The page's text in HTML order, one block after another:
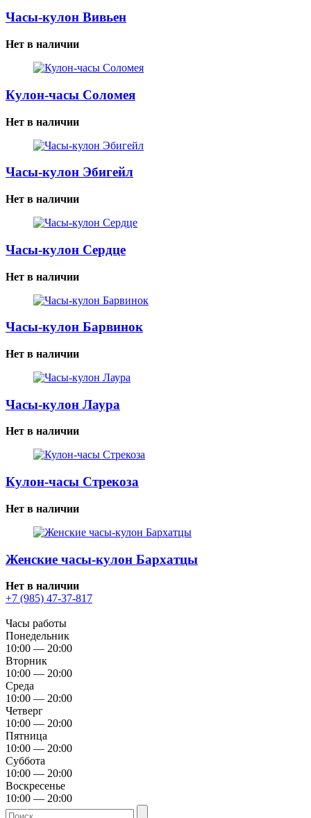
Часы-кулон Вивьен
Нет в наличии
Кулон-часы Соломея
Нет в наличии
Часы-кулон Эбигейл
Нет в наличии
Часы-кулон Сердце
Нет в наличии
Часы-кулон Барвинок
Нет в наличии
Часы-кулон Лаура
Нет в наличии
Кулон-часы Стрекоза
Нет в наличии
Женские часы-кулон Бархатцы
Нет в наличии
+7 (985) 47-37-817
Часы работы
Понедельник
10:00 — 20:00
Вторник
10:00 — 20:00
Среда
10:00 — 20:00
Четверг
10:00 — 20:00
Пятница
10:00 — 20:00
Суббота
10:00 — 20:00
Воскресенье
10:00 — 20:00